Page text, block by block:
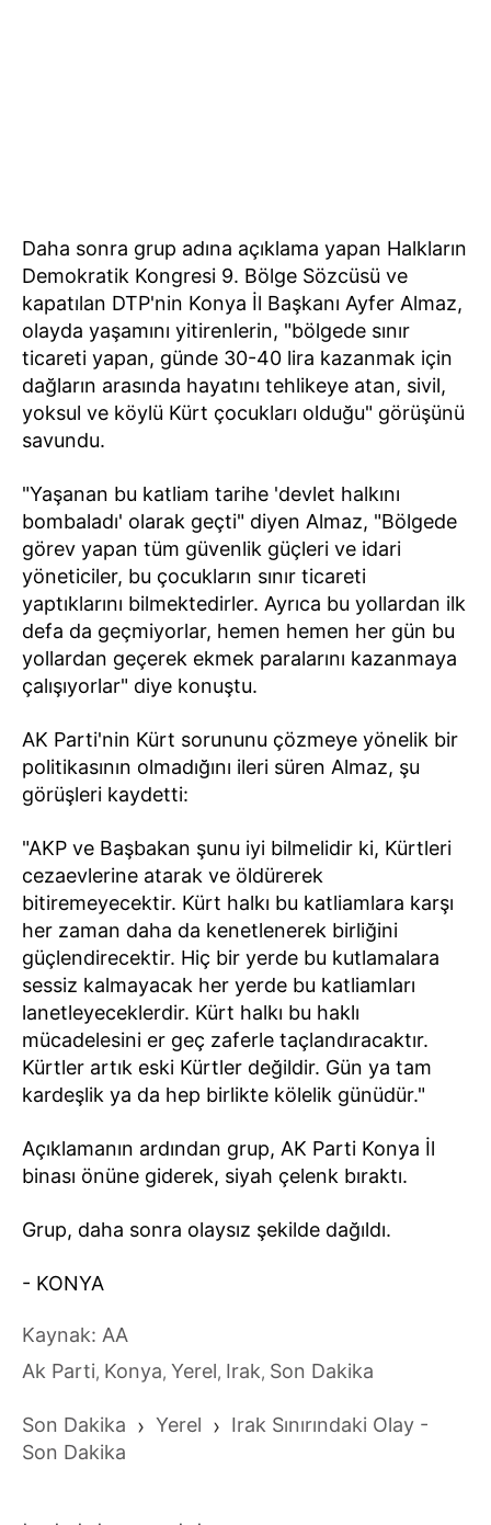
Daha sonra grup adına açıklama yapan Halkların
Demokratik Kongresi 9. Bölge Sözcüsü ve
kapatılan DTP'nin Konya İl Başkanı Ayfer Almaz,
olayda yaşamını yitirenlerin, "bölgede sınır
ticareti yapan, günde 30-40 lira kazanmak için
dağların arasında hayatını tehlikeye atan, sivil,
yoksul ve köylü Kürt çocukları olduğu" görüşünü
savundu.
"Yaşanan bu katliam tarihe 'devlet halkını
bombaladı' olarak geçti" diyen Almaz, "Bölgede
görev yapan tüm güvenlik güçleri ve idari
yöneticiler, bu çocukların sınır ticareti
yaptıklarını bilmektedirler. Ayrıca bu yollardan ilk
defa da geçmiyorlar, hemen hemen her gün bu
yollardan geçerek ekmek paralarını kazanmaya
çalışıyorlar" diye konuştu.
AK Parti'nin Kürt sorununu çözmeye yönelik bir
politikasının olmadığını ileri süren Almaz, şu
görüşleri kaydetti:
"AKP ve Başbakan şunu iyi bilmelidir ki, Kürtleri
cezaevlerine atarak ve öldürerek
bitiremeyecektir. Kürt halkı bu katliamlara karşı
her zaman daha da kenetlenerek birliğini
güçlendirecektir. Hiç bir yerde bu kutlamalara
sessiz kalmayacak her yerde bu katliamları
lanetleyeceklerdir. Kürt halkı bu haklı
mücadelesini er geç zaferle taçlandıracaktır.
Kürtler artık eski Kürtler değildir. Gün ya tam
kardeşlik ya da hep birlikte kölelik günüdür."
Açıklamanın ardından grup, AK Parti Konya İl
binası önüne giderek, siyah çelenk bıraktı.
Grup, daha sonra olaysız şekilde dağıldı.
- KONYA
Kaynak: AA
Ak Parti, Konya, Yerel, Irak, Son Dakika
Son Dakika › Yerel › Irak Sınırındaki Olay -
Son Dakika